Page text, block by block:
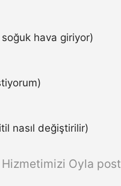
hava giriyor)
nasıl değiştirilir)
Hizmetimizi Oyla post